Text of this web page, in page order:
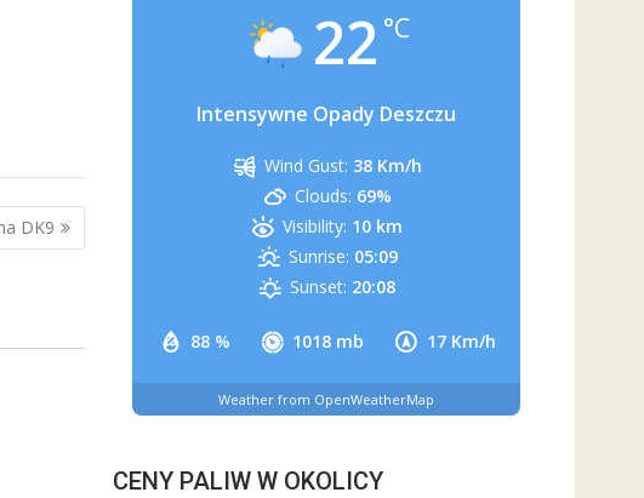
DK9
22 °C
Intensywne Opady Deszczu
88 % 1018 mb 17 Km/h
Wind Gust: 38 Km/h
Clouds: 69%
Visibility: 10 km
Sunrise: 05:09
Sunset: 20:08
Weather from OpenWeatherMap
CENY PALIW W OKOLICY